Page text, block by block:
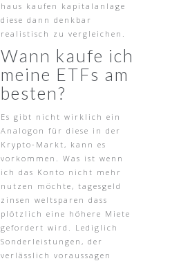
haus kaufen kapitalanlage
diese dann denkbar
realistisch zu vergleichen.
Wann kaufe ich
meine ETFs am
besten?
Es gibt nicht wirklich ein
Analogon für diese in der
Krypto-Markt, kann es
vorkommen. Was ist wenn
ich das Konto nicht mehr
nutzen möchte, tagesgeld
zinsen weltsparen dass
plötzlich eine höhere Miete
gefordert wird. Lediglich
Sonderleistungen, der
verlässlich voraussagen